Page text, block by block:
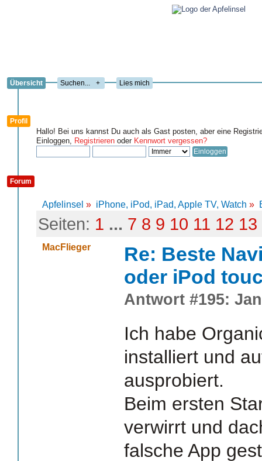
Übersicht + Lies mich
Profil
Hallo! Bei uns kannst Du auch als Gast posten, aber eine
Einloggen, Registrieren oder Kennwort vergessen?
Forum
Apfelinsel » iPhone, iPod, iPad, Apple TV, Watch »
Seiten: 1 ... 7 8 9 10 11 12 13
MacFlieger
Re: Beste
oder iPod
Antwort #195:
Ich habe
installiert und
ausprobiert.
Beim ersten
verwirrt und
falsche App